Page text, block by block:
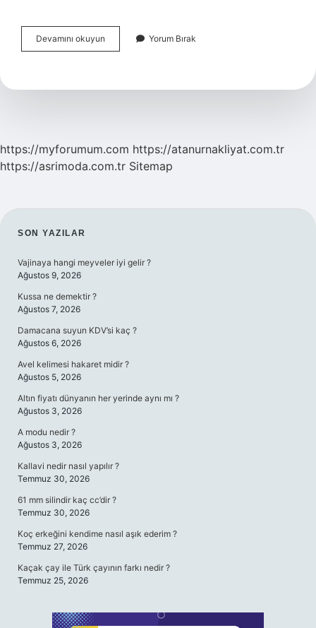
Devamını okuyun
Defteri
Yorum Bırak
https://myforumum.com https://atanurnakliyat.com.tr
https://asrimoda.com.tr Sitemap
SIDEBAR
SON YAZILAR
Vajinaya hangi meyveler iyi gelir ?
Ağustos 9, 2026
Kussa ne demektir ?
Ağustos 7, 2026
Damacana suyun KDV’si kaç ?
Ağustos 6, 2026
Avel kelimesi hakaret midir ?
Ağustos 5, 2026
Altın fiyatı dünyanın her yerinde aynı mı ?
Ağustos 3, 2026
A modu nedir ?
Ağustos 3, 2026
Kallavi nedir nasıl yapılır ?
Temmuz 30, 2026
61 mm silindir kaç cc’dir ?
Temmuz 30, 2026
Koç erkeğini kendime nasıl aşık ederim ?
Temmuz 27, 2026
Kaçak çay ile Türk çayının farkı nedir ?
Temmuz 25, 2026